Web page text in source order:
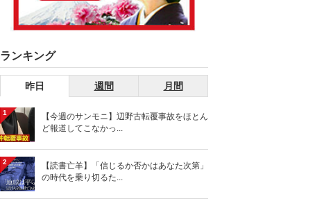
ランキング
昨日 週間 月間
1
【今週のサンモニ】辺野古転覆事故をほとん
ど報道してこなかっ...
2
【読書亡羊】「信じるか否かはあなた次第」
の時代を乗り切るた...